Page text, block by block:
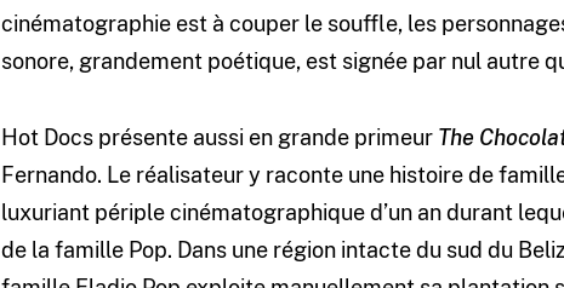
cinématographie est à couper le souffle, les
sonore, grandement poétique, est signée par nul autre
Hot Docs présente aussi en grande primeurThe
Fernando. Le réalisateur y raconte une histoire de
luxuriant périple cinématographique d’un an durant
de la famille Pop. Dans une région intacte du sud du